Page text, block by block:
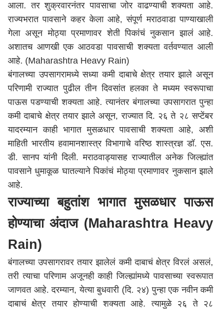
आला. तर शुक्रवारनंतर पावसाचा जोर वाढण्याची शक्यता आहे.
राज्यभरात पावसाने कहर केला आहे, संपूर्ण मराठवाडा पाण्याखाली
गेला असून मोठ्या प्रमाणावर शेती पिकांचं नुकसान झालं आहे.
अशातच आणखी एक आठवडा पावसाची शक्यता वर्तवण्यात आली
आहे. (Maharashtra Heavy Rain)
बंगालच्या उपसागरामध्ये सध्या कमी दाबाचे क्षेत्र तयार झाले असून
परिणामी राज्यात पुढील तीन दिवसांत हलका ते मध्यम स्वरूपाचा
पाऊस पडण्याची शक्यता आहे. त्यानंतर बंगालच्या उपसागरात पुन्हा
कमी दाबाचे क्षेत्र तयार झाले असून, राज्यात दि. २६ ते २८ सप्टेंबर
यादरम्यान काही भागात मुसळधार पावसाची शक्यता आहे, अशी
माहिती भारतीय हवामानशास्त्र विभागाचे वरिष्ठ शास्त्रज्ञ डॉ. एस.
डी. सानप यांनी दिली. मराठवाड्यासह राज्यातील अनेक जिल्ह्यांत
पावसाने धुमाकूळ घातल्याने पिकांचं मोठ्या प्रमाणावर नुकसान झाले
आहे.
राज्याच्या बहुतांश भागात मुसळधार पाऊस
होण्याचा अंदाज (Maharashtra Heavy
Rain)
बंगालच्या उपसागरावर तयार झालेलं कमी दाबाचं क्षेत्र विरलं असलं,
तरी त्याचा परिणाम अजूनही काही जिल्ह्यांमध्ये पावसाच्या स्वरूपात
जाणवत आहे. दरम्यान, येत्या बुधवारी (दि. २४) पुन्हा एक नवीन कमी
दाबाचं क्षेत्र तयार होण्याची शक्यता आहे. त्यामुळे २६ ते २८